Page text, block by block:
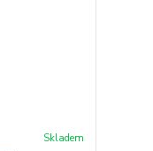
Skladem